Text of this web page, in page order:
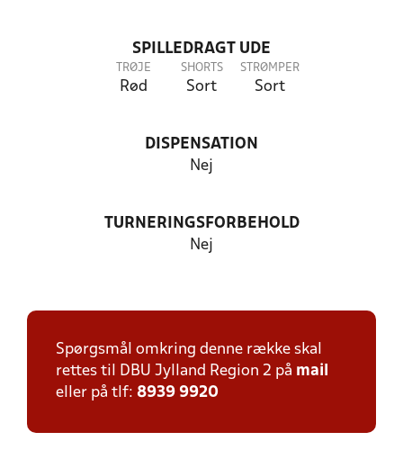
SPILLEDRAGT UDE
TRØJE
Rød
SHORTS
Sort
STRØMPER
Sort
DISPENSATION
Nej
TURNERINGSFORBEHOLD
Nej
Spørgsmål omkring denne række skal
rettes til DBU Jylland Region 2 på mail
eller på tlf: 8939 9920